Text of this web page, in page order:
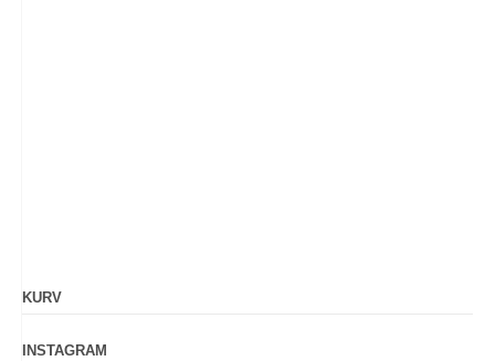
KURV
INSTAGRAM